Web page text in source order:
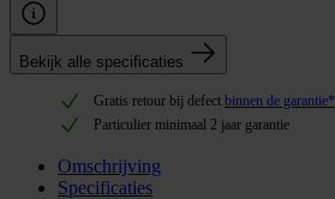
Bekijk alle specificaties
Gratis retour bij defect binnen de garantie*
Particulier minimaal 2 jaar garantie
Omschrijving
Specificaties